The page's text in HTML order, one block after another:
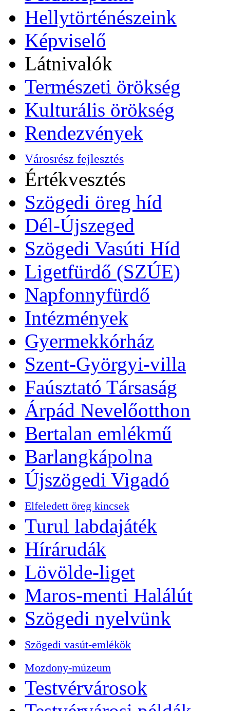
Hellytörténészeink
Képviselő
Látnivalók
Természeti örökség
Kulturális örökség
Rendezvények
Városrész fejlesztés
Értékvesztés
Szögedi öreg híd
Dél-Újszeged
Szögedi Vasúti Híd
Ligetfürdő (SZÚE)
Napfonnyfürdő
Intézmények
Gyermekkórház
Szent-Györgyi-villa
Faúsztató Társaság
Árpád Nevelőotthon
Bertalan emlékmű
Barlangkápolna
Újszögedi Vigadó
Elfeledett öreg kincsek
Turul labdajáték
Hírárudák
Lövölde-liget
Maros-menti Halálút
Szögedi nyelvünk
Szögedi vasút-emlékök
Mozdony-múzeum
Testvérvárosok